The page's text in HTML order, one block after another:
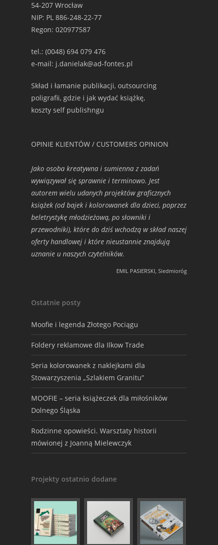
54-207 Wrocław
NIP: PL 886-248-22-77
Regon: 020977587
tel.: (0048) 694 079 476
e-mail: j.danielak@ad-fontes.pl
Skład i łamanie publikacji, outsourcing
poligrafii, gdzie i jak wydać książkę,
koszty self publishngu
OPINIE KLIENTÓW / CUSTOMERS OPINION
Jako osoba kreatywna i sumienna z zadań
wywiązywał się sprawnie i terminowo. Jest
autorem wielu udanych projektów graficznych
książek (od bajek i kolorowanek dla dzieci, poprzez
beletrystykę młodzieżową, po słowniki i
przewodniki), które do dziś wchodzą w skład naszej
oferty handlowej i które nieustannie znajdują
uznanie u naszych czytelników.
EMIL PASIERSKI, Siedmioróg
Ostatnie posty
Moofie i legenda Złotego Pociągu
Foldery reklamowe dla Ilkow Trade
Seria kolorowanek z naklejkami dla
Stowarzyszenia „Szlakiem Granitu”
MOOFIE – seria książeczek dla miłośników
Dolnego Śląska
Rodzinne opowieści. Warsztaty historii
mówionej z Joanną Mielewczyk
Projekty ostatnio dodane